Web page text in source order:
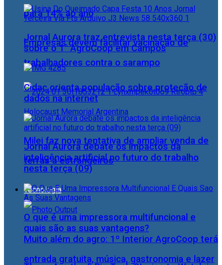
para 14% ao ano
Empresas devem facilitar vacinação de
trabalhadores contra o sarampo
Milei faz nova tentativa de ampliar venda de
terras a estrangeiros
Tecnologia
Muito além do agro: 1º Interior AgroCoop terá
entrada gratuita, música, gastronomia e lazer
Jornal Aurora traz entrevista nesta terça (30)
sobre o 1° AgroCoop em Campos
Cidac orienta população sobre proteção de
dados na internet
Jornal Aurora debate os impactos da
inteligência artificial no futuro do trabalho
nesta terça (09)
O que é uma impressora multifuncional e
quais são as suas vantagens?